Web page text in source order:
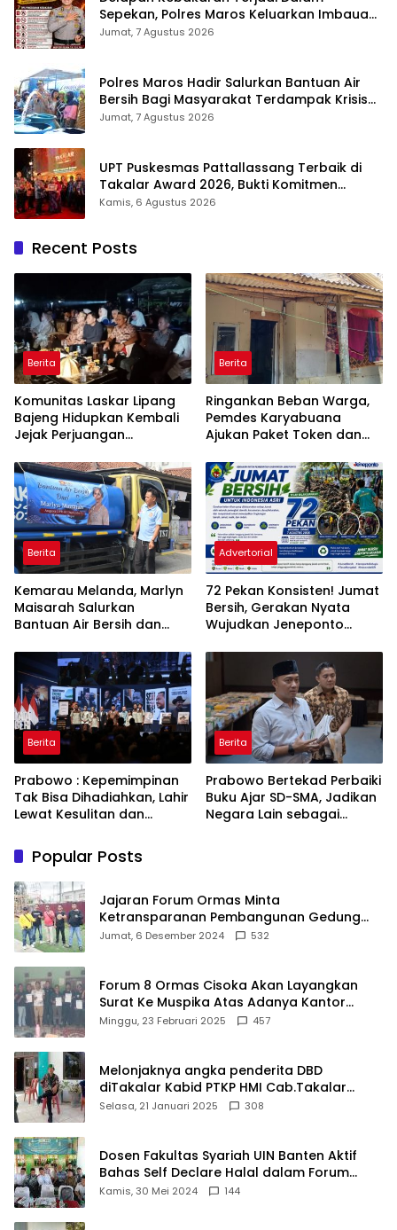
Sepekan, Polres Maros Keluarkan Imbauan
kepada Masyarakat
Jumat, 7 Agustus 2026
Polres Maros Hadir Salurkan Bantuan Air
Bersih Bagi Masyarakat Terdampak Krisis
Air Bersih Di Maros
Jumat, 7 Agustus 2026
UPT Puskesmas Pattallassang Terbaik di
Takalar Award 2026, Bukti Komitmen
Hadirkan Pelayanan Kesehatan Berkualitas
Kamis, 6 Agustus 2026
Recent Posts
Berita
Komunitas Laskar Lipang
Bajeng Hidupkan Kembali
Jejak Perjuangan
Wabup Takalar: Apresiasi
Bahwa Sejarah Adalah
Warisan yang Tak Ternilai”.
Berita
Ringankan Beban Warga,
Pemdes Karyabuana
Ajukan Paket Token dan
PLN
Berita
Kemarau Melanda, Marlyn
Maisarah Salurkan
Bantuan Air Bersih dan
Babakan Madang
Advertorial
72 Pekan Konsisten! Jumat
Bersih, Gerakan Nyata
Wujudkan Jeneponto
ASRI
Berita
Prabowo : Kepemimpinan
Tak Bisa Dihadiahkan, Lahir
Lewat Kesulitan dan
Berita
Prabowo Bertekad Perbaiki
Buku Ajar SD-SMA, Jadikan
Negara Lain sebagai
Popular Posts
Jajaran Forum Ormas Minta
Ketransparanan Pembangunan Gedung
Damkar Di Kecamatan Cisoka
Jumat, 6 Desember 2024 532
Forum 8 Ormas Cisoka Akan Layangkan
Surat Ke Muspika Atas Adanya Kantor
Matel di Cisoka
Minggu, 23 Februari 2025 457
Melonjaknya angka penderita DBD
diTakalar Kabid PTKP HMI Cab.Takalar
angkat bicara
Selasa, 21 Januari 2025 308
Dosen Fakultas Syariah UIN Banten Aktif
Bahas Self Declare Halal dalam Forum
Ijtima Ulama MUI
Kamis, 30 Mei 2024 144